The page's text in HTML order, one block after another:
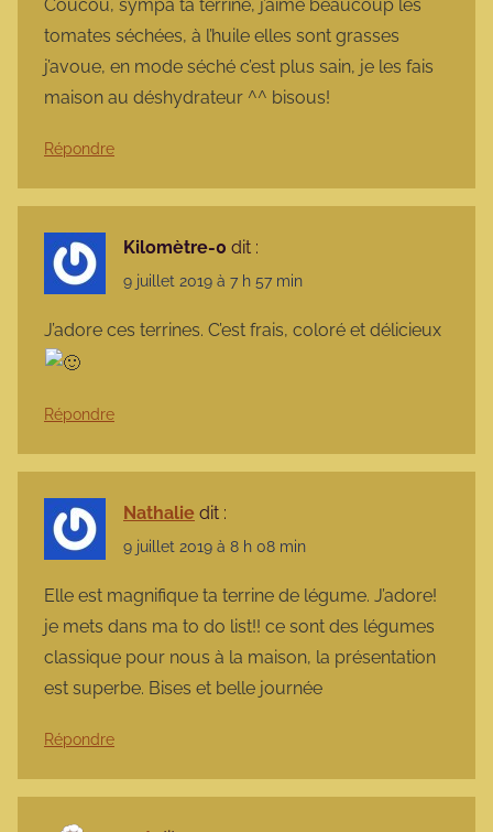
Coucou, sympa ta terrine, j’aime beaucoup les
tomates séchées, à l’huile elles sont grasses
j’avoue, en mode séché c’est plus sain, je les fais
maison au déshydrateur ^^ bisous!
Répondre
Kilomètre-0 dit :
9 juillet 2019 à 7 h 57 min
J’adore ces terrines. C’est frais, coloré et délicieux
Répondre
Nathalie dit :
9 juillet 2019 à 8 h 08 min
Elle est magnifique ta terrine de légume. J’adore!
je mets dans ma to do list!! ce sont des légumes
classique pour nous à la maison, la présentation
est superbe. Bises et belle journée
Répondre